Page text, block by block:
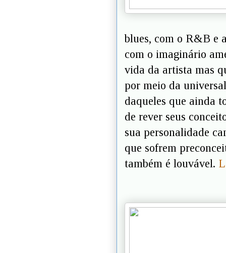
blues, com o R&B e
com o imaginário
vida da artista mas
por meio da
daqueles que ainda
de rever seus
sua personalidade
que sofrem
também é louvável.